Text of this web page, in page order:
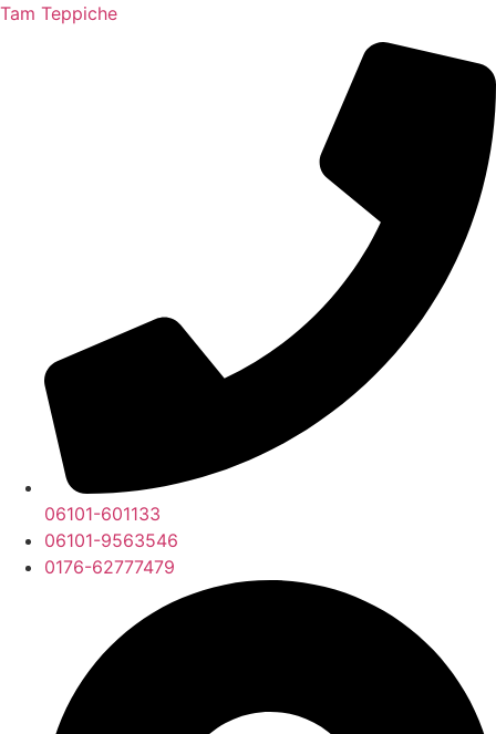
Tam Teppiche
06101-601133
06101-9563546
0176-62777479